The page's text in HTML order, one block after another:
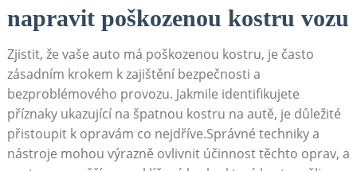
napravit poškozenou kostru vozu
Zjistit, že​ vaše auto‍ má ‍poškozenou kostru, je často
zásadním‌ krokem k zajištění bezpečnosti a
bezproblémového provozu. Jakmile identifikujete
příznaky ukazující na špatnou kostru na autě, je důležité
přistoupit k opravám co nejdříve.Správné techniky a
nástroje mohou výrazně ovlivnit účinnost těchto oprav, a